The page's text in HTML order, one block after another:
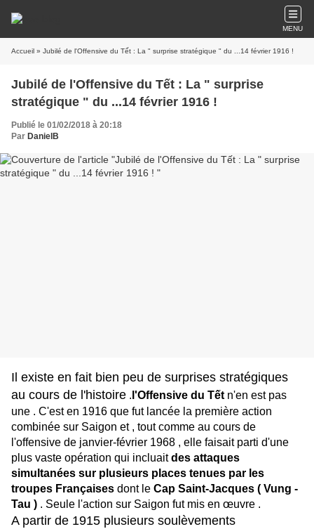
MENU
Accueil » Jubilé de l'Offensive du Tết : La " surprise stratégique " du ...14 février 1916 !
Jubilé de l'Offensive du Tết : La " surprise
stratégique " du ...14 février 1916 !
Publié le 01/02/2018 à 20:18
Par DanielB
Il existe en fait bien peu de surprises stratégiques
au cours de l'histoire . l'Offensive du Tết n'en est pas
une . C'est en 1916 que fut lancée la première action
combinée sur Saigon et , tout comme au cours de
l'offensive de janvier-février 1968 , elle faisait parti d'une
plus vaste opération qui incluaitdes attaques
simultanées sur plusieurs places tenues par les
troupes Françaises dont le Cap Saint-Jacques ( Vung -
Tau ) . Seule l'action sur Saigon fut mis en œuvre .
A partir de 1915 plusieurs soulèvements